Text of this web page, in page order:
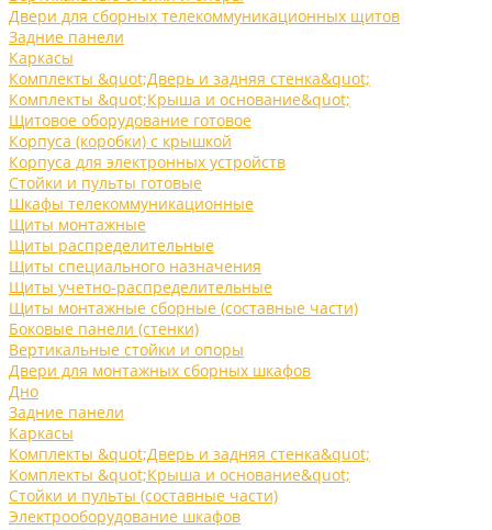
Двери для сборных телекоммуникационных щитов
Задние панели
Каркасы
Комплекты &quot;Дверь и задняя стенка&quot;
Комплекты &quot;Крыша и основание&quot;
Щитовое оборудование готовое
Корпуса (коробки) с крышкой
Корпуса для электронных устройств
Стойки и пульты готовые
Шкафы телекоммуникационные
Щиты монтажные
Щиты распределительные
Щиты специального назначения
Щиты учетно-распределительные
Щиты монтажные сборные (составные части)
Боковые панели (стенки)
Вертикальные стойки и опоры
Двери для монтажных сборных шкафов
Дно
Задние панели
Каркасы
Комплекты &quot;Дверь и задняя стенка&quot;
Комплекты &quot;Крыша и основание&quot;
Стойки и пульты (составные части)
Электрооборудование шкафов